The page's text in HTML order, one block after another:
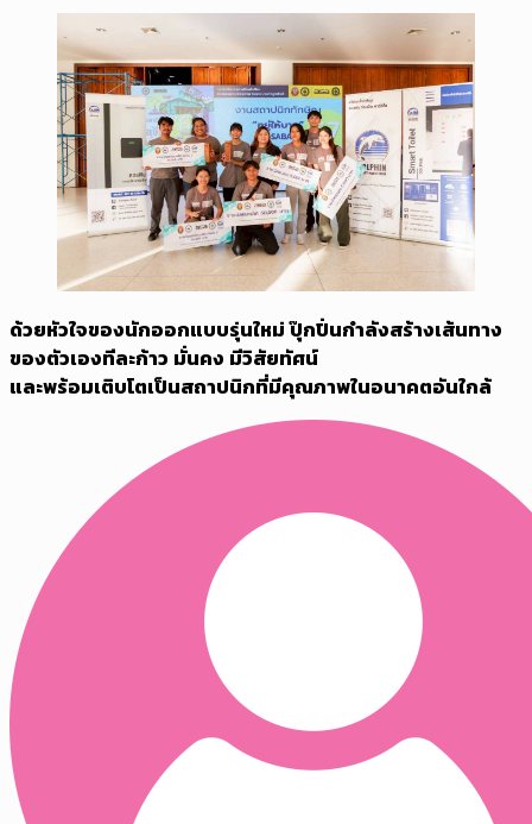
ด้วยหัวใจของนักออกแบบรุ่นใหม่ปุ๊กปิ่นกำลังสร้างเส้นทาง
ของตัวเองทีละก้าว มั่นคง มีวิสัยทัศน์
และพร้อมเติบโตเป็นสถาปนิกที่มีคุณภาพในอนาคตอันใกล้